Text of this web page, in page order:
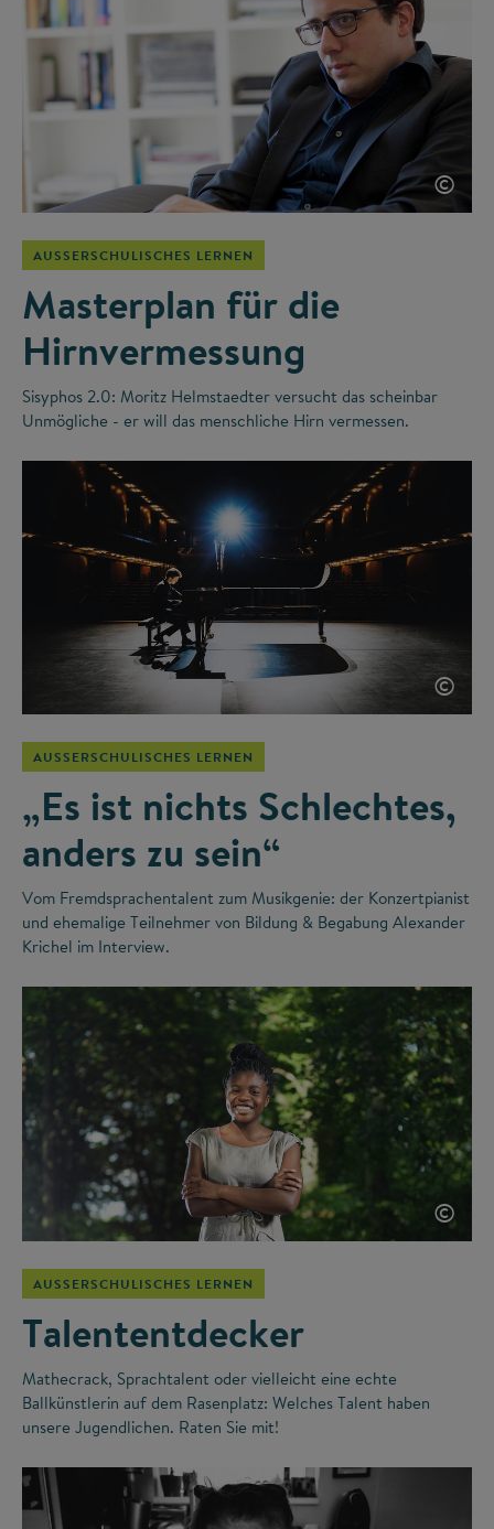
©
AUSSERSCHULISCHES LERNEN
Masterplan für die
Hirnvermessung
Sisyphos 2.0: Moritz Helmstaedter versucht das scheinbar
Unmögliche - er will das menschliche Hirn vermessen.
©
AUSSERSCHULISCHES LERNEN
„Es ist nichts Schlechtes,
anders zu sein“
Vom Fremdsprachentalent zum Musikgenie: der Konzertpianist
und ehemalige Teilnehmer von Bildung & Begabung Alexander
Krichel im Interview.
©
AUSSERSCHULISCHES LERNEN
Talententdecker
Mathecrack, Sprachtalent oder vielleicht eine echte
Ballkünstlerin auf dem Rasenplatz: Welches Talent haben
unsere Jugendlichen. Raten Sie mit!